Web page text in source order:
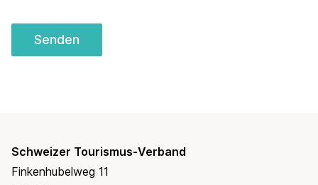
Senden
Schweizer Tourismus-Verband
Finkenhubelweg 11